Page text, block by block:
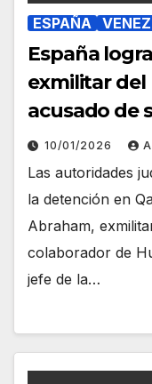
ESPAÑA
España
exmilitar del
acusado de
10/01/2026
Las autoridades
la detención en
Abraham,
colaborador de
jefe de la…